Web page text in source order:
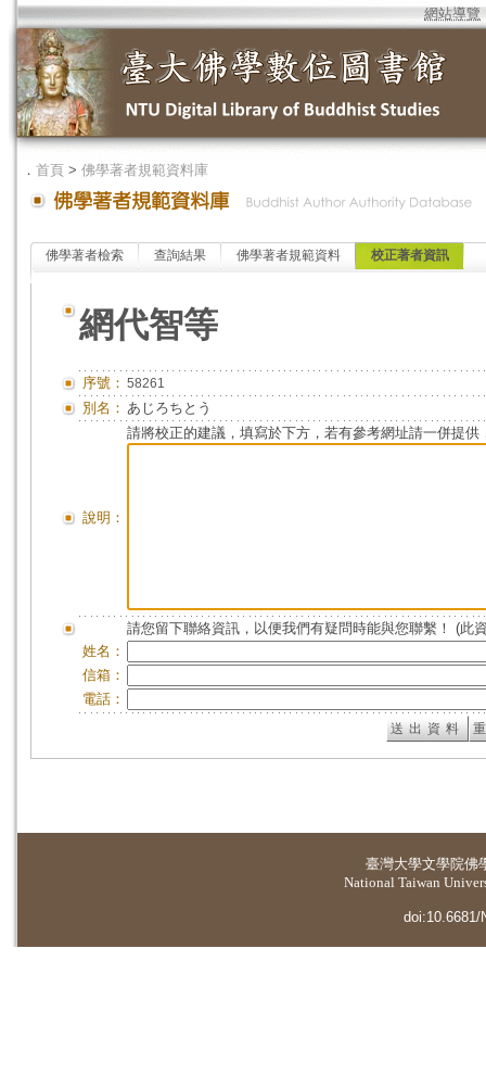
網站導覽
． 首頁 > 佛學著者規範資料庫
佛學著者檢索 查詢結果 佛學著者規範資料 校正著者資訊
網代智等
序號： 58261
別名： あじろちとう
說明：
請將校正的建議，填寫於下方，若有參考網址請一併提供
請您留下聯絡資訊，以便我們有疑問時能與您聯繫！ (此
姓名：
信箱：
電話：
臺灣大學文學院佛
National Taiwan
doi:10.6681/